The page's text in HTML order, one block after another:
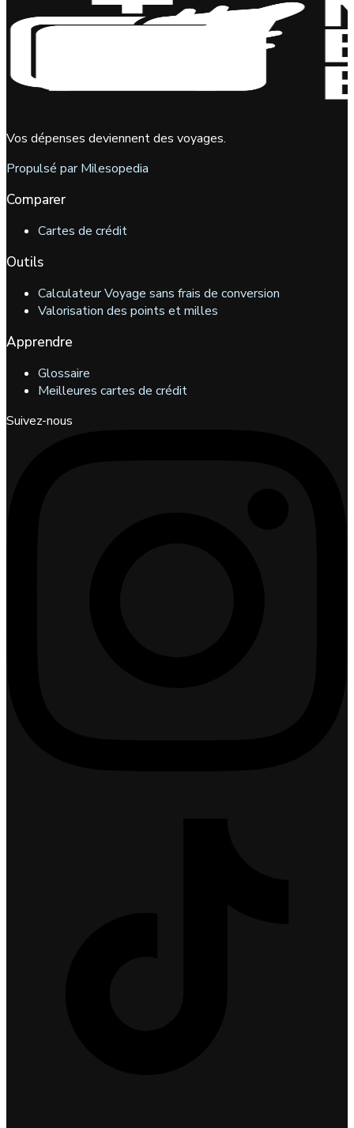
Vos dépenses deviennent des voyages.
Propulsé par Milesopedia
Comparer
Cartes de crédit
Outils
Calculateur Voyage sans frais de conversion
Valorisation des points et milles
Apprendre
Glossaire
Meilleures cartes de crédit
Suivez-nous